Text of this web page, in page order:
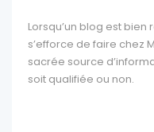
Lorsqu’un blog est bien
s’efforce de faire chez
sacrée source
soit qualifiée ou non.